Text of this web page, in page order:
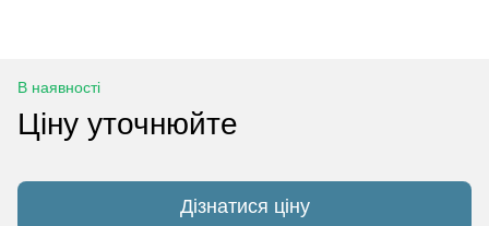
В наявності
Ціну уточнюйте
Дізнатися ціну